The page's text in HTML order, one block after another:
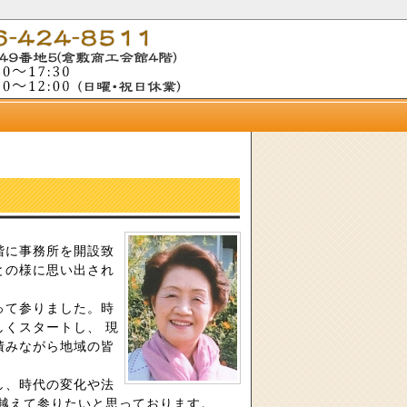
事務所を開設致
様に思い出され
参りました。時
くスタートし、 現
ながら地域の皆
時代の変化や法
て参りたいと思っております。